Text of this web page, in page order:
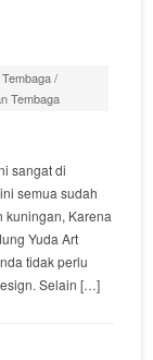
/
Tembaga
sangat di
semua sudah
kuningan, Karena
Yuda Art
tidak perlu
Selain […]